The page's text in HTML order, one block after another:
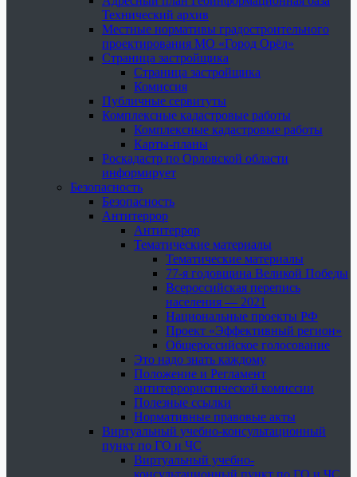
Технический архив
Местные нормативы градостроительного
проектирования МО «Город Орёл»
Страница застройщика
Страница застройщика
Комиссия
Публичные сервитуты
Комплексные кадастровые работы
Комплексные кадастровые работы
Карты-планы
Роскадастр по Орловской области
информирует
Безопасность
Безопасность
Антитеррор
Антитеррор
Тематические материалы
Тематические материалы
77-я годовщина Великой Победы
Всероссийская перепись
населения — 2021
Национальные проекты РФ
Проект «Эффективный регион»
Общероссийское голосование
Это надо знать каждому
Положение и Регламент
антитеррористической комиссии
Полезные ссылки
Нормативные правовые акты
Виртуальный учебно-консультационный
пункт по ГО и ЧС
Виртуальный учебно-
консультационный пункт по ГО и ЧС